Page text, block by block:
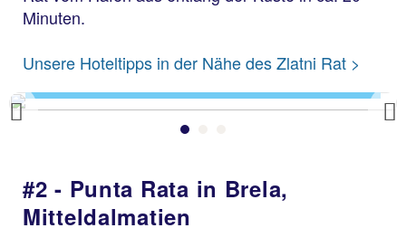
Minuten.
Unsere Hoteltipps in der Nähe des Zlatni Rat >
Previous
Zlatni Rat
#2 - Punta Rata in Brela,
Mitteldalmatien